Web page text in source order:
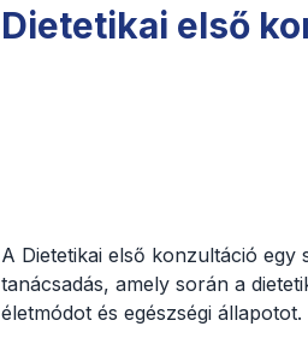
Dietetikai első
A Dietetikai első konzultáció
tanácsadás, amely során a
életmódot és egészségi állapotot.